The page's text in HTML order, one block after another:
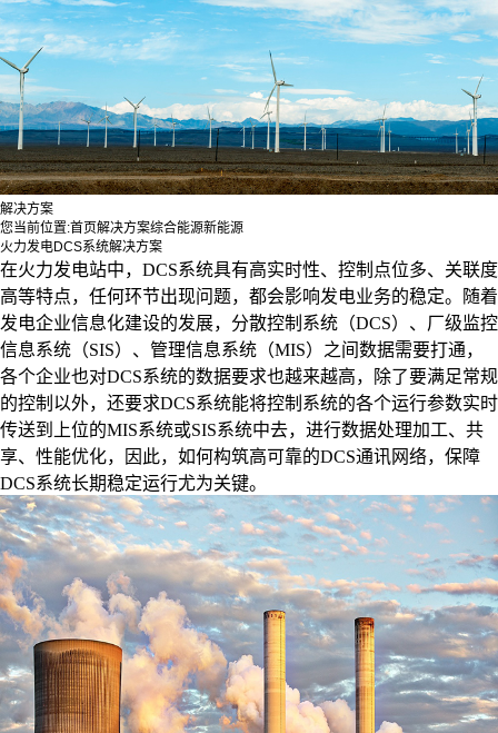
解决方案
您当前位置:首页解决方案综合能源新能源
火力发电DCS系统解决方案
在火力发电站中，DCS系统具有高实时性、控制点位多、关联度
高等特点，任何环节出现问题，都会影响发电业务的稳定。随着
发电企业信息化建设的发展，分散控制系统（DCS）、厂级监控
信息系统（SIS）、管理信息系统（MIS）之间数据需要打通，
各个企业也对DCS系统的数据要求也越来越高，除了要满足常规
的控制以外，还要求DCS系统能将控制系统的各个运行参数实时
传送到上位的MIS系统或SIS系统中去，进行数据处理加工、共
享、性能优化，因此，如何构筑高可靠的DCS通讯网络，保障
DCS系统长期稳定运行尤为关键。